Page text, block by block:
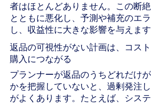
者はほとんどありません。この断
とともに悪化し、予測や補充のエ
し、収益性に大きな影響を与えます
返品の可視性がない計画は、コス
購入につながる
プランナーが返品のうちどれだけ
かを把握していないと、過剰発注
がよくあります。たとえば、シス